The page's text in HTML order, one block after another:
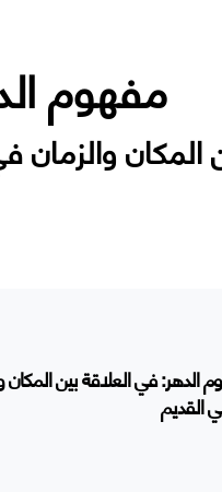
مفهوم
والزمان
الدهر: في العلاقة بين المكان
القديم